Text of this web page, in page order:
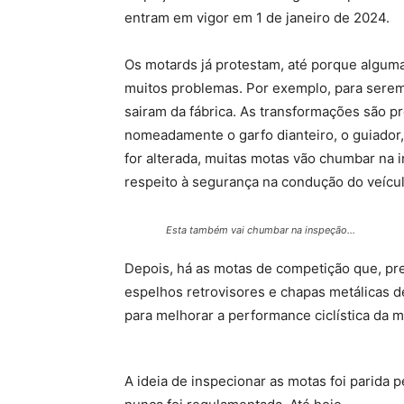
entram em vigor em 1 de janeiro de 2024.
Os motards já protestam, até porque
muitos problemas. Por exemplo, para
sairam da fábrica. As transformações são
nomeadamente o garfo dianteiro, o
for alterada, muitas motas vão chumbar
respeito à segurança na condução do
Esta também vai chumbar na inspeção…
Depois, há as motas de competição que,
espelhos retrovisores e chapas metálicas
para melhorar a performance ciclística da
A ideia de inspecionar as motas foi parida